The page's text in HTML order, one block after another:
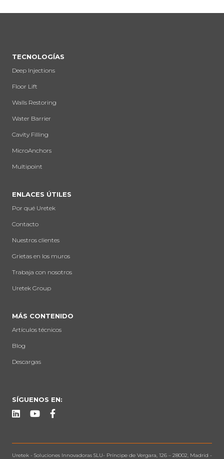
TECNOLOGÍAS
Deep Injections
Floor Lift
Walls Restoring
Water Barrier
Cavity Filling
MicroAnchors
Multipoint
ENLACES ÚTILES
Por qué Uretek
Contacto
Nuestros clientes
Grietas en los muros
Trabaja con nosotros
Uretek Group
MÁS CONTENIDO
Artículos técnicos
Blog
Descargas
SÍGUENOS EN:
Uretek - Soluciones Innovadoras SLU- Príncipe de Vergara, 126 – 28002, Madrid -